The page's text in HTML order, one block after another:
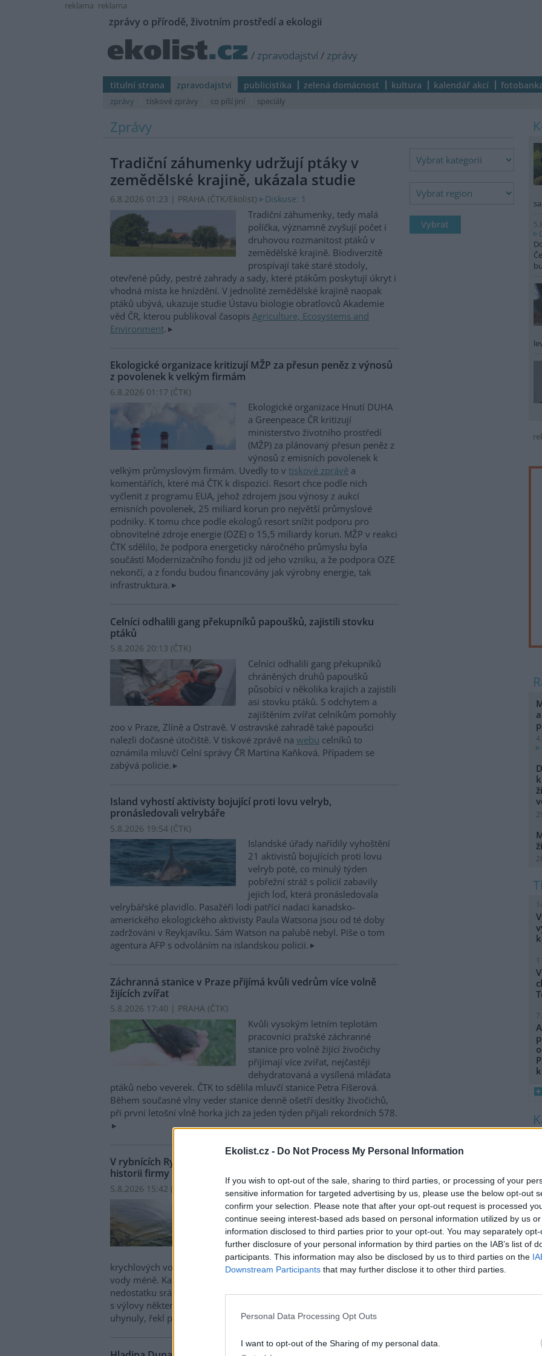
Ekolist.cz - Do Not Process My Personal Information
If you wish to opt-out of the sale, sharing to third parties, or processing of your
sensitive information for targeted advertising by us, please use the below opt-out
confirm your selection. Please note that after your opt-out request is processed
continue seeing interest-based ads based on personal information utilized by us
information disclosed to third parties prior to your opt-out. You may separately
further disclosure of your personal information by third parties on the IAB’s list of
participants. This information may also be disclosed by us to third parties on the
Downstream Participants that may further disclose it to other third parties.
Personal Data Processing Opt Outs
I want to opt-out of the Sharing of my personal data.
reklama reklama
zprávy o přírodě, životním prostředí a ekologii
/ zpravodajství/ zprávy
titulní strana zpravodajství publicistika zelená domácnost kultura kalendář akcí
zprávy tiskové zprávy co píší jiní speciály
Zprávy
Tradiční záhumenky udržují ptáky v
zemědělské krajině, ukázala studie
6.8.2026 01:23 | PRAHA (ČTK/Ekolist) Diskuse: 1
Tradiční záhumenky, tedy malá
políčka, významně zvyšují počet i
druhovou rozmanitost ptáků v
zemědělské krajině. Biodiverzitě
prospívají také staré stodoly,
otevřené půdy, pestré zahrady a sady, které ptákům poskytují úkryt i
vhodná místa ke hnízdění. V jednolité zemědělské krajině naopak
ptáků ubývá, ukazuje studie Ústavu biologie obratlovců Akademie
věd ČR, kterou publikoval časopis Agriculture, Ecosystems and
Environment.
Ekologické organizace kritizují MŽP za přesun peněz z výnosů
z povolenek k velkým firmám
6.8.2026 01:17 (ČTK)
Ekologické organizace Hnutí DUHA
a Greenpeace ČR kritizují
ministerstvo životního prostředí
(MŽP) za plánovaný přesun peněz z
výnosů z emisních povolenek k
velkým průmyslovým firmám. Uvedly to v tiskové zprávě a
komentářích, které má ČTK k dispozici. Resort chce podle nich
vyčlenit z programu EUA, jehož zdrojem jsou výnosy z aukcí
emisních povolenek, 25 miliard korun pro největší průmyslové
podniky. K tomu chce podle ekologů resort snížit podporu pro
obnovitelné zdroje energie (OZE) o 15,5 miliardy korun. MŽP v reakci
ČTK sdělilo, že podpora energeticky náročného průmyslu byla
součástí Modernizačního fondu již od jeho vzniku, a že podpora OZE
nekončí, a z fondu budou financovány jak výrobny energie, tak
infrastruktura.
Celníci odhalili gang překupníků papoušků, zajistili stovku
ptáků
5.8.2026 20:13 (ČTK)
Celníci odhalili gang překupníků
chráněných druhů papoušků
působící v několika krajích a zajistili
asi stovku ptáků. S odchytem a
zajištěním zvířat celníkům pomohly
zoo v Praze, Zlíně a Ostravě. V ostravské zahradě také papoušci
nalezli dočasné útočiště. V tiskové zprávě na webu celníků to
oznámila mluvčí Celní správy ČR Martina Kaňková. Případem se
zabývá policie.
Island vyhostí aktivisty bojující proti lovu velryb,
pronásledovali velrybáře
5.8.2026 19:54 (ČTK)
Islandské úřady nařídily vyhoštění
21 aktivistů bojujících proti lovu
velryb poté, co minulý týden
pobřežní stráž s policií zabavily
jejich loď, která pronásledovala
velrybářské plavidlo. Pasažéři lodi patřící nadaci kanadsko-
amerického ekologického aktivisty Paula Watsona jsou od té doby
zadržováni v Reykjavíku. Sám Watson na palubě nebyl. Píše o tom
agentura AFP s odvoláním na islandskou policii.
Záchranná stanice v Praze přijímá kvůli vedrům více volně
žijících zvířat
5.8.2026 17:40 | PRAHA (ČTK)
Kvůli vysokým letním teplotám
pracovníci pražské záchranné
stanice pro volně žijící živočichy
přijímají více zvířat, nejčastěji
dehydratovaná a vysílená mláďata
ptáků nebo veverek. ČTK to sdělila mluvčí stanice Petra Fišerová.
Během současné vlny veder stanice denně ošetří desítky živočichů,
při první letošní vlně horka jich za jeden týden přijali rekordních 578.
V rybnících Rybářství Třeboň vyschla třetina vody, nejvíce v
historii firmy
5.8.2026 15:42 (
V rybnících Rybářství Třeboň, které
hospodaří na 8000 hektarech vodní
plochy, chybí více než třetina vody.
Oproti běžnému zdržovaném
objemu 75 milionů metrů
krychlových vody je v rybnících o 28 milionů metrů krychlových
vody méně. Každý týden se kvůli extrémně vysokým teplotám a
nedostatku srážek odpaří další 2,5 procenta. Kvůli suchu začali rybáři
s výlovy některých rybníků předčasně, protože by jinak ryby
uhynuly, řekl provozní ředitel Rybářství Třeboň Vladimír Kukačka.